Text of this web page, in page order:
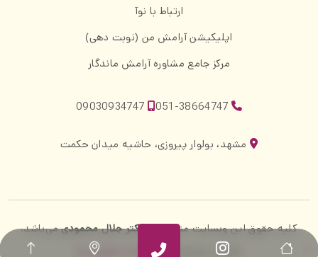
ارتباط با نوآ
اپلیکیشن آرامش من (نوبت دهی)
مرکز جامع مشاوره آرامش ماندگار
مشهد، بولوار پیروزی، حاشیه میدان حکمت
کلیه حقوق این وبسایت متعلق بهدکتر جلال محمودیمی‌باشد.
طراحی، توسعه و سئو:
واحد فناوری نوآ